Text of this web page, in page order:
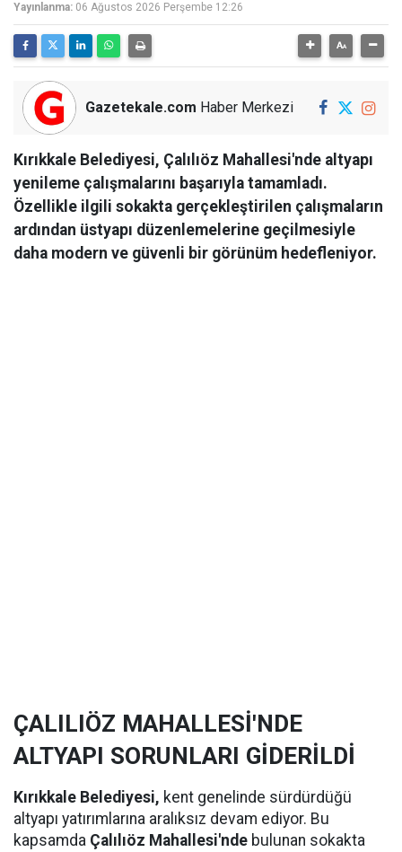
Yayınlanma: 06 Ağustos 2026 Perşembe 12:26
Gazetekale.com Haber Merkezi
Kırıkkale Belediyesi, Çalılıöz Mahallesi'nde altyapı
yenileme çalışmalarını başarıyla tamamladı.
Özellikle ilgili sokakta gerçekleştirilen çalışmaların
ardından üstyapı düzenlemelerine geçilmesiyle
daha modern ve güvenli bir görünüm hedefleniyor.
ÇALILIÖZ MAHALLESİ'NDE
ALTYAPI SORUNLARI GİDERİLDİ
Kırıkkale Belediyesi, kent genelinde sürdürdüğü
altyapı yatırımlarına aralıksız devam ediyor. Bu
kapsamda Çalılıöz Mahallesi'nde bulunan sokakta